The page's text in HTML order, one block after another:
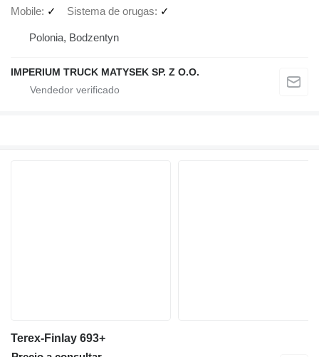
Mobile ✓ Sistema de orugas ✓
Polonia, Bodzentyn
IMPERIUM TRUCK MATYSEK SP. Z O.O.
Terex-Finlay 693+